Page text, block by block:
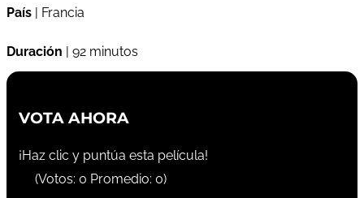
País | Francia
Duración | 92 minutos
VOTA AHORA
¡Haz clic y puntúa esta película!
(Votos: 0 Promedio: 0)